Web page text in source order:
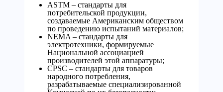
ASTM – стандарты для
потребительской продукции,
создаваемые Американским обществом
по проведению испытаний материалов;
NEMA – стандарты для
электротехники, формируемые
Национальной ассоциацией
производителей этой аппаратуры;
CPSC – стандарты для товаров
народного потребления,
разрабатываемые специализированной